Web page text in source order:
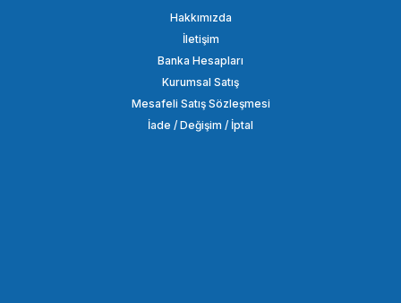
Insta360 Ace Pro 2 için Klasik Deri Kılıf
Hakkımızda
İletişim
Banka Hesapları
Kurumsal Satış
Mesafeli Satış Sözleşmesi
İade / Değişim / İptal